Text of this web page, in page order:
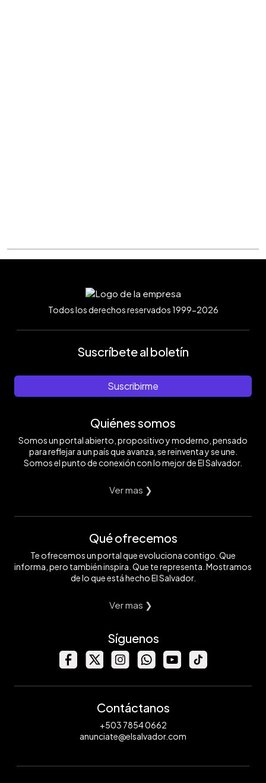
Todos los derechos reservados 1999-2026
Suscríbete al boletín
Suscribirme
Quiénes somos
Somos un portal abierto, propositivo y moderno, pensado
para reflejar a un país que avanza, se reinventa y se une.
Somos el punto de conexión con lo mejor de El Salvador.
Ver mas ❯
Qué ofrecemos
Te ofrecemos un portal que evoluciona contigo. Que
informa, pero también inspira. Que te representa. Mostramos
de lo que está hecho El Salvador.
Ver mas ❯
Síguenos
Contáctanos
+503 7854 0662
anunciate@elsalvador.com